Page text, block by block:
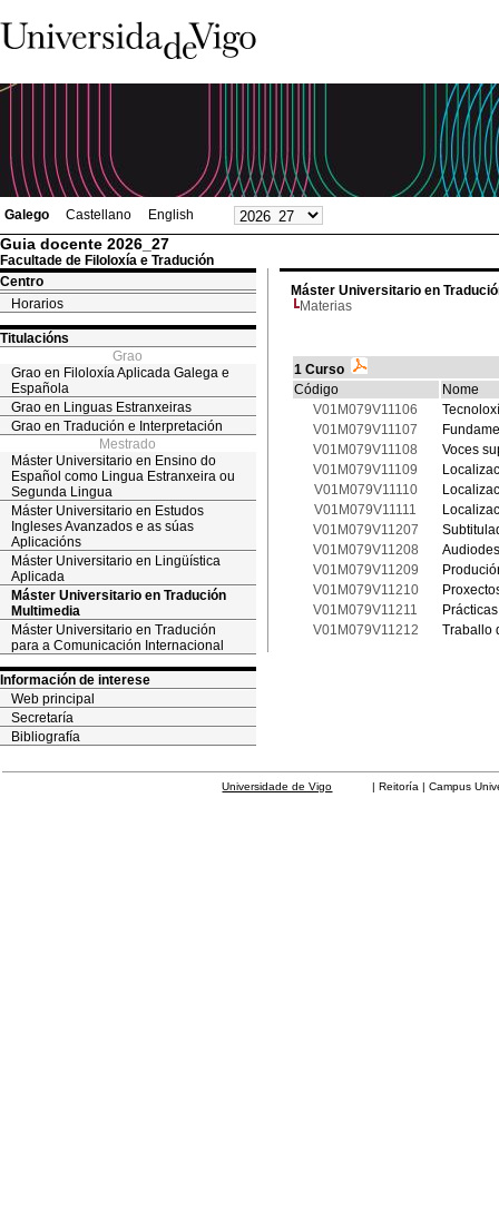
Galego Castellano English
Guia docente 2026_27
Facultade de Filoloxía e Tradución
Centro
Horarios
Titulacións
Grao
Grao en Filoloxía Aplicada Galega e
Española
Grao en Linguas Estranxeiras
Grao en Tradución e Interpretación
Mestrado
Máster Universitario en Ensino do
Español como Lingua Estranxeira ou
Segunda Lingua
Máster Universitario en Estudos
Ingleses Avanzados e as súas
Aplicacións
Máster Universitario en Lingüística
Aplicada
Máster Universitario en Tradución
Multimedia
Máster Universitario en Tradución
para a Comunicación Internacional
Información de interese
Web principal
Secretaría
Bibliografía
Máster Universitario en
Materias
1 Curso
Código
Nome
V01M079V11106
V01M079V11107
V01M079V11108
Voces
V01M079V11109
V01M079V11110
V01M079V11111
V01M079V11207
V01M079V11208
V01M079V11209
V01M079V11210
V01M079V11211
V01M079V11212
Traballo
Universidade de Vigo | Reitoría | Campus